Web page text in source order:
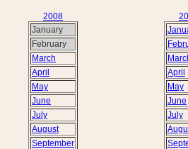
2008
January
February
March
April
May
June
July
August
September
April
May
June
July